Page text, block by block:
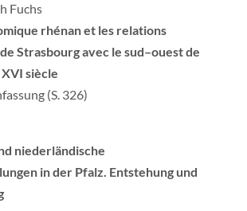
Fuchs
rhénan et les relations
Strasbourg avec le sud–ouest de
XVI siècle
(S. 326)
niederländische
in der Pfalz. Entstehung und